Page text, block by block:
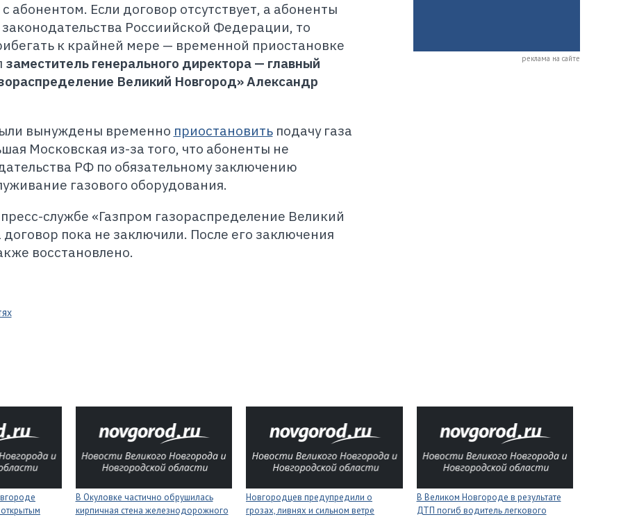
абонентом. Если договор отсутствует, а абоненты
Россиийской Федерации, то
к крайней мере — временной приостановке
заместитель генерального директора — главный
Великий Новгород» Александр
вынуждены временно приостановитьподачу газа
Московская из-за того, что абоненты не
РФ по обязательному заключению
газового оборудования.
службе «Газпром газораспределение Великий
пока не заключили. После его заключения
восстановлено.
реклама на сайте
В Окуловке частично обрушилась
кирпичная стена железнодорожного
Новгородцев предупредили о
грозах, ливнях и сильном ветре
В Великом Новгороде в результате
ДТП погиб водитель легкового